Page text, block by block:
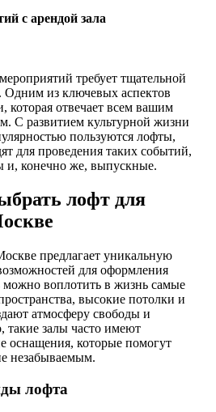
с арендой зала
требует тщательной
Одним из ключевых аспектов
которая отвечает всем вашим
С развитием культурной жизни
пользуются лофты,
для проведения таких событий,
и, конечно же, выпускные.
лофт для
предлагает уникальную
для оформления
можно воплотить в жизнь самые
высокие потолки и
атмосферу свободы и
такие залы часто имеют
оснащения, которые помогут
незабываемым.
лофта